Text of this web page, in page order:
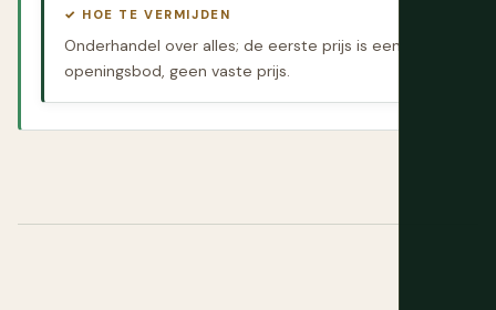
✓ HOE TE VERMIJDEN
Onderhandel over alles; de eerste prijs is een
openingsbod, geen vaste prijs.